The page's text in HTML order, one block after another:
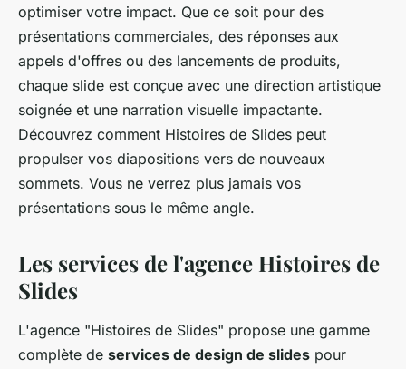
optimiser votre impact. Que ce soit pour des
présentations commerciales, des réponses aux
appels d'offres ou des lancements de produits,
chaque slide est conçue avec une direction artistique
soignée et une narration visuelle impactante.
Découvrez comment Histoires de Slides peut
propulser vos diapositions vers de nouveaux
sommets. Vous ne verrez plus jamais vos
présentations sous le même angle.
Les services de l'agence Histoires de
Slides
L'agence "Histoires de Slides" propose une gamme
complète de services de design de slides pour